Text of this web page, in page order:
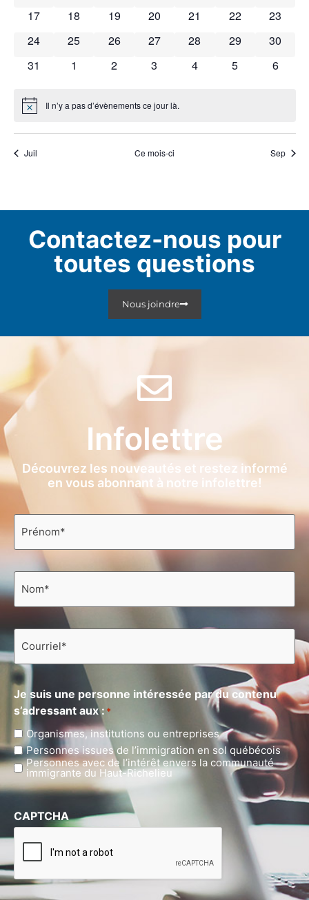
0 évènements
17 0 évènements
18 0 évènements
19 0 évènements
20 0 évènements
21 0 évènements
22 0
23
0 évènements
24 0 évènements
25 0 évènements
26 0 évènements
27 0 évènements
28 0 évènements
29 0
30
0 évènements
31 0 évènements
1 0 évènements
2 0 évènements
3 0 évènements
4 0 évènements
5 0
6
Notice Il n’y a pas d’évènements ce jour là.
Juil Ce mois-ci Sep
Contactez-nous pour
toutes questions
Nous joindre
Infolettre
Découvrez les nouveautés et restez informé
en vous abonnant à notre infolettre!
Prénom
Nom
Courriel
Je suis une personne intéressée par du contenu
s’adressant aux : *
Organismes, institutions ou entreprises
Personnes issues de l’immigration en sol québécois
Personnes avec de l’intérêt envers la communauté
immigrante du Haut-Richelieu
CAPTCHA